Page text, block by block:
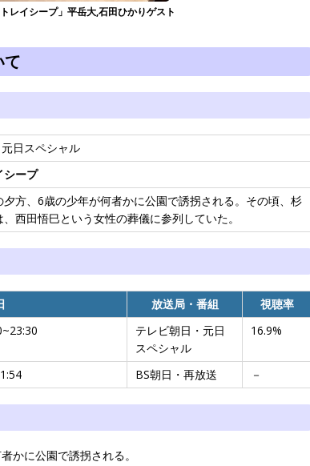
レイシープ」平岳大,石田ひかりゲスト
て
元日スペシャル
シープ
夕方、6歳の少年が何者かに公園で誘拐される。その頃、杉
西田悟巳という女性の葬儀に参列していた。
放送局・番組
視聴率
テレビ朝日・元日
スペシャル
16.9%
BS朝日・再放送 －
かに公園で誘拐される。